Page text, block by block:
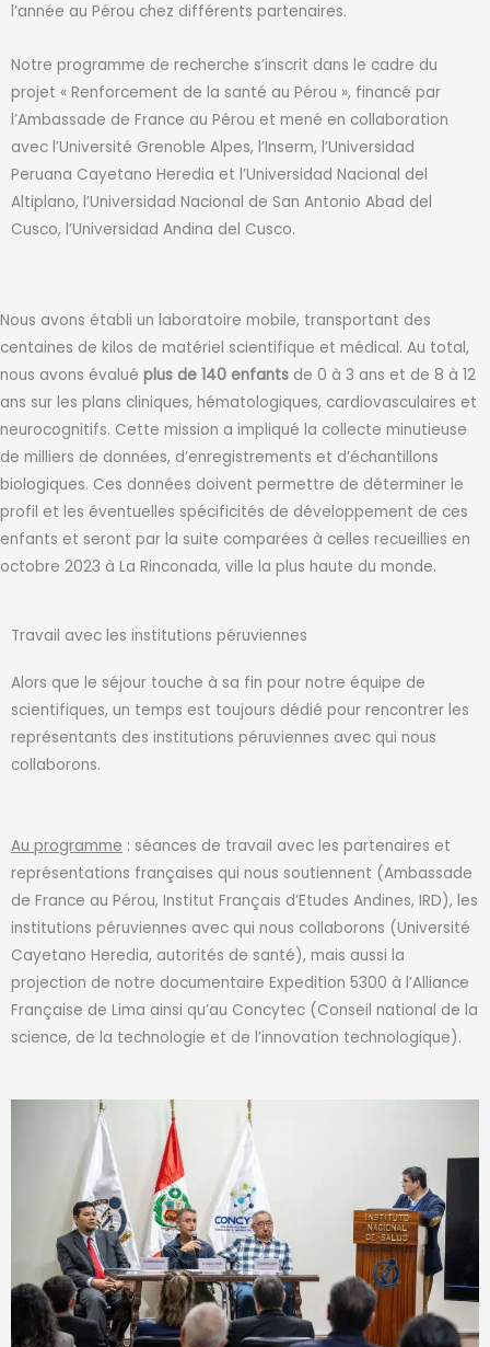
l’année au Pérou chez différents partenaires.
Notre programme de recherche s’inscrit dans le cadre du
projet « Renforcement de la santé au Pérou », financé par
l’Ambassade de France au Pérou et mené en collaboration
avec l’Université Grenoble Alpes, l’Inserm, l’Universidad
Peruana Cayetano Heredia et l’Universidad Nacional del
Altiplano, l’Universidad Nacional de San Antonio Abad del
Cusco, l’Universidad Andina del Cusco.
Nous avons établi un laboratoire mobile, transportant des
centaines de kilos de matériel scientifique et médical. Au total,
nous avons évalué plus de 140 enfants de 0 à 3 ans et de 8 à 12
ans sur les plans cliniques, hématologiques, cardiovasculaires et
neurocognitifs. Cette mission a impliqué la collecte minutieuse
de milliers de données, d’enregistrements et d’échantillons
biologiques. Ces données doivent permettre de déterminer le
profil et les éventuelles spécificités de développement de ces
enfants et seront par la suite comparées à celles recueillies en
octobre 2023 à La Rinconada, ville la plus haute du monde.
Travail avec les institutions péruviennes
Alors que le séjour touche à sa fin pour notre équipe de
scientifiques, un temps est toujours dédié pour rencontrer les
représentants des institutions péruviennes avec qui nous
collaborons.
Au programme : séances de travail avec les partenaires et
représentations françaises qui nous soutiennent (Ambassade
de France au Pérou, Institut Français d’Etudes Andines, IRD), les
institutions péruviennes avec qui nous collaborons (Université
Cayetano Heredia, autorités de santé), mais aussi la
projection de notre documentaire Expedition 5300 à l’Alliance
Française de Lima ainsi qu’au Concytec (Conseil national de la
science, de la technologie et de l’innovation technologique).